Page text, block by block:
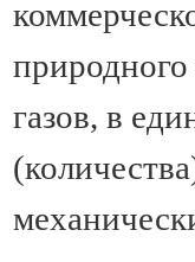
природного
газов, в